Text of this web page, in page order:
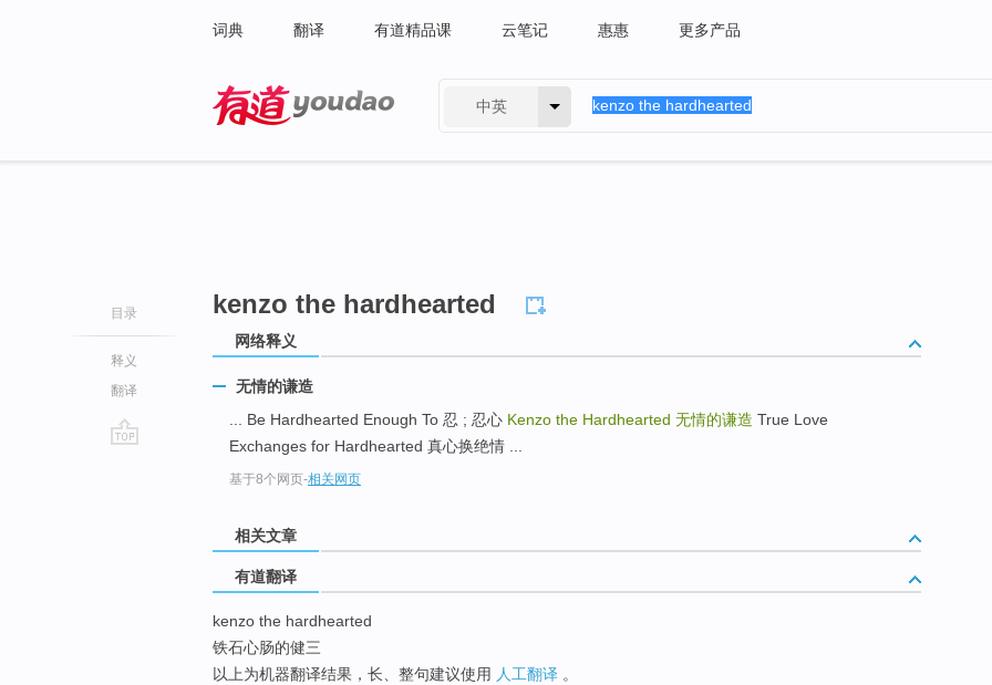
词典 翻译 有道精品课 云笔记 惠惠 更多产品
中英
目录
释义
翻译
kenzo the hardhearted
网络释义
无情的谦造
... Be Hardhearted Enough To 忍 ; 忍心 Kenzo the Hardhearted 无情的谦造 True Love
Exchanges for Hardhearted 真心换绝情 ...
基于8个网页-相关网页
相关文章
有道翻译
kenzo the hardhearted
铁石心肠的健三
以上为机器翻译结果，长、整句建议使用 人工翻译 。